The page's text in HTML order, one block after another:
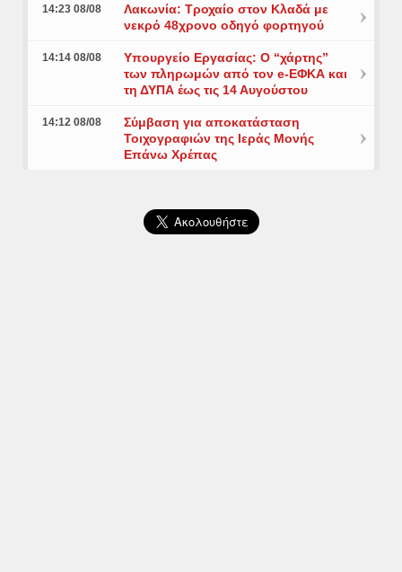
14:23 08/08
Λακωνία: Τροχαίο στον Κλαδά με
νεκρό 48χρονο οδηγό φορτηγού
14:14 08/08
Υπουργείο Εργασίας: Ο “χάρτης”
των πληρωμών από τον e-ΕΦΚΑ και
τη ΔΥΠΑ έως τις 14 Αυγούστου
14:12 08/08
Σύμβαση για αποκατάσταση
Τοιχογραφιών της Ιεράς Μονής
Επάνω Χρέπας